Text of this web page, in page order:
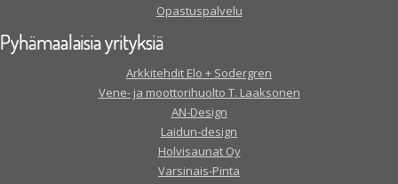
Opastuspalvelu
Pyhämaalaisia yrityksiä
Arkkitehdit Elo + Sodergren
Vene- ja moottorihuolto T. Laaksonen
AN-Design
Laidun-design
Holvisaunat Oy
Varsinais-Pinta